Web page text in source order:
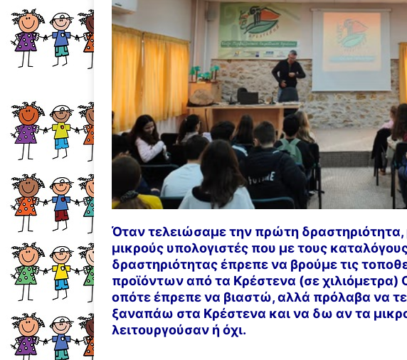
Όταν τελειώσαμε την πρώτη
μικρούς υπολογιστές που με τους
δραστηριότητας έπρεπε να βρούμε τις
προϊόντων από τα Κρέστενα (σε χιλιόμετρα)
οπότε έπρεπε να βιαστώ, αλλά πρόλαβα να
ξαναπάω στα Κρέστενα και να δω αν τα
λειτουργούσαν ή όχι.